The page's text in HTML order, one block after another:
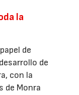
la
de
de
con la
de Monra